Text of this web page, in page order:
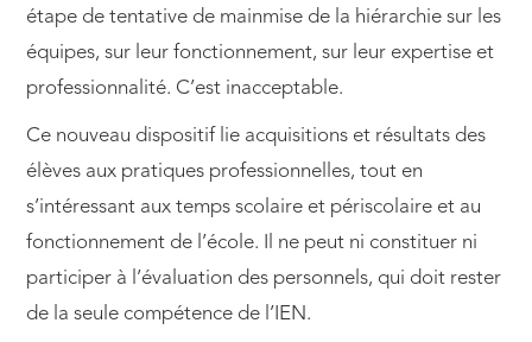
étape de tentative de mainmise de la hiérarchie sur les
équipes, sur leur fonctionnement, sur leur expertise et
professionnalité. C’est inacceptable.
Ce nouveau dispositif lie acquisitions et résultats des
élèves aux pratiques professionnelles, tout en
s’intéressant aux temps scolaire et périscolaire et au
fonctionnement de l’école. Il ne peut ni constituer ni
participer à l’évaluation des personnels, qui doit rester
de la seule compétence de l’IEN.